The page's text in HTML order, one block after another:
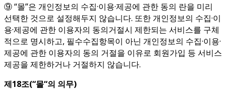
⑨ “몰”은 개인정보의 수집·이용·제공에 관한 동의 란을 미리
선택한 것으로 설정해두지 않습니다. 또한 개인정보의 수집·이
용·제공에 관한 이용자의 동의거절시 제한되는 서비스를 구체
적으로 명시하고, 필수수집항목이 아닌 개인정보의 수집·이용·
제공에 관한 이용자의 동의 거절을 이유로 회원가입 등 서비스
제공을 제한하거나 거절하지 않습니다.
제18조(“몰“의 의무)